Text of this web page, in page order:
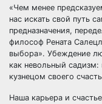
«Чем менее
нас искать свой путь
предназначения,
философ Рената
выбора». Убеждение
как невольный садизм:
кузнецом своего
Наша карьера и